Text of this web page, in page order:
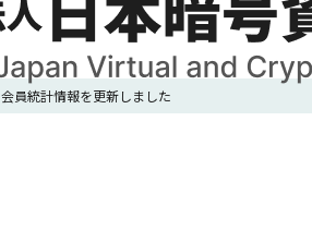
HOME
会員統計情報を更新しました